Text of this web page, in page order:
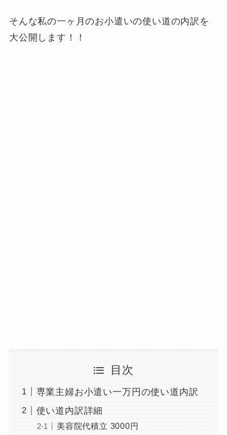
そんな私の一ヶ月のお小遣いの使い道の内訳を
大公開します！！
目次
専業主婦お小遣い一万円の使い道内訳
使い道内訳詳細
美容院代積立 3000円